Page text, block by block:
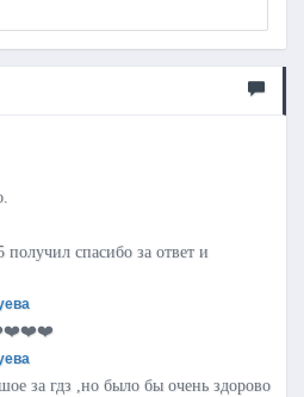
спасибо за ответ и
за гдз ,но было бы очень здорово